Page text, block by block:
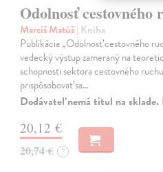
Odolnosť cestovného
Marciš Matúš| Kniha
Publikácia „Odolnosť cestovného
vedecký výstup zameraný na
schopnosti sektora cestovného
prispôsobovať sa…
Dodávateľ nemá titul na
20,12 €
20,74 € ?